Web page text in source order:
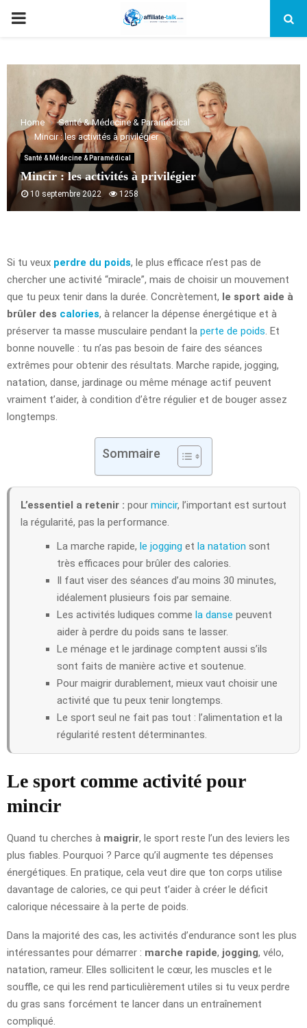
PRIMARY
Home
Santé & Médecine & Paramédical
Mincir : les activités à privilégier
Santé & Médecine & Paramédical
Mincir : les activités à privilégier
10 septembre 2022 1258
Si tu veux perdre du poids, le plus efficace n’est pas de
chercher une activité “miracle”, mais de choisir un mouvement
que tu peux tenir dans la durée. Concrètement, le sport aide à
brûler des calories, à relancer la dépense énergétique et à
préserver ta masse musculaire pendant la perte de poids . Et
bonne nouvelle : tu n’as pas besoin de faire des séances
extrêmes pour obtenir des résultats. Marche rapide, jogging,
natation, danse, jardinage ou même ménage actif peuvent
vraiment t’aider, à condition d’être régulier et de bouger assez
longtemps.
Sommaire
L’essentiel a retenir : pour mincir, l’important est surtout
la régularité, pas la performance.
La marche rapide, le jogging et la natation sont
très efficaces pour brûler des calories.
Il faut viser des séances d’au moins 30 minutes,
idéalement plusieurs fois par semaine.
Les activités ludiques comme la danse peuvent
aider à perdre du poids sans te lasser.
Le ménage et le jardinage comptent aussi s’ils
sont faits de manière active et soutenue.
Pour maigrir durablement, mieux vaut choisir une
activité que tu peux tenir longtemps.
Le sport seul ne fait pas tout : l’alimentation et la
régularité restent déterminantes.
Le sport comme activité pour
mincir
Quand tu cherches à maigrir, le sport reste l’un des leviers les
plus fiables. Pourquoi ? Parce qu’il augmente tes dépenses
énergétiques. En pratique, cela veut dire que ton corps utilise
davantage de calories, ce qui peut t’aider à créer le déficit
calorique nécessaire à la perte de poids.
Dans la majorité des cas, les activités d’endurance sont les plus
intéressantes pour démarrer : marche rapide, jogging, vélo,
natation, rameur. Elles sollicitent le cœur, les muscles et le
souffle, ce qui les rend particulièrement utiles si tu veux perdre
du gras sans forcément te lancer dans un entraînement
compliqué.